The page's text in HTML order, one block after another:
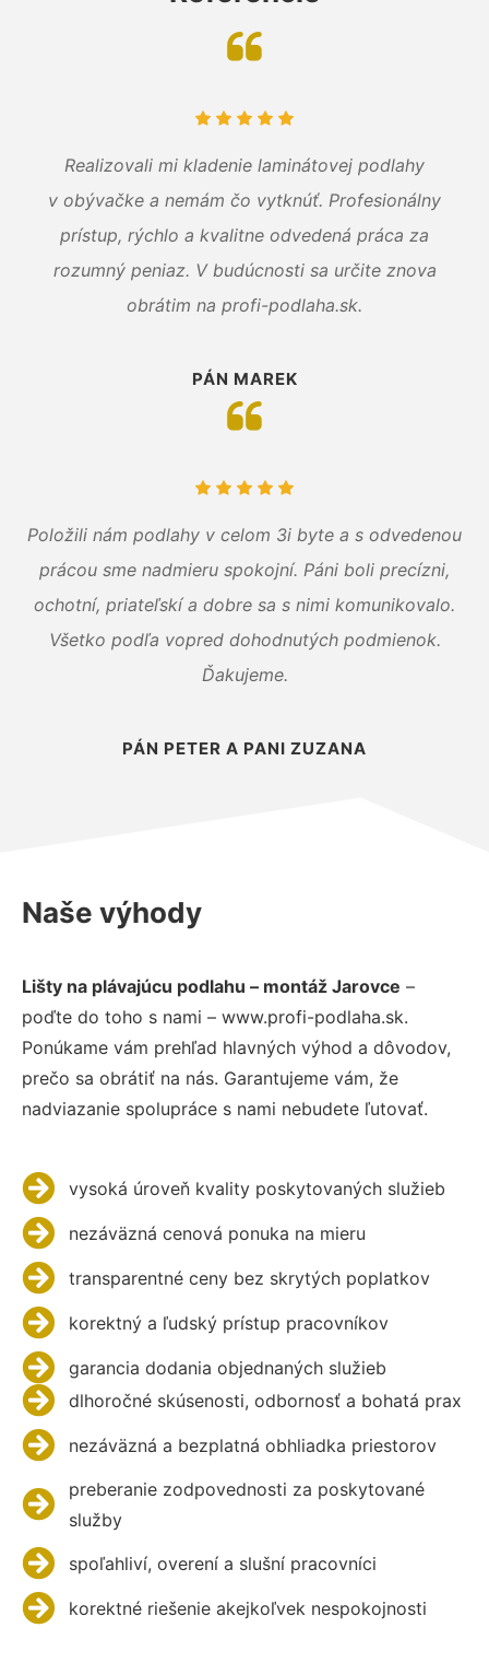
Realizovali mi kladenie laminátovej podlahy
v obývačke a nemám čo vytknúť. Profesionálny
prístup, rýchlo a kvalitne odvedená práca za
rozumný peniaz. V budúcnosti sa určite znova
obrátim na profi-podlaha.sk.
PÁN MAREK
Položili nám podlahy v celom 3i byte a s odvedenou
prácou sme nadmieru spokojní. Páni boli precízni,
ochotní, priateľskí a dobre sa s nimi komunikovalo.
Všetko podľa vopred dohodnutých podmienok.
Ďakujeme.
PÁN PETER A PANI ZUZANA
Naše výhody
Lišty na plávajúcu podlahu – montáž Jarovce –
poďte do toho s nami – www.profi-podlaha.sk.
Ponúkame vám prehľad hlavných výhod a dôvodov,
prečo sa obrátiť na nás. Garantujeme vám, že
nadviazanie spolupráce s nami nebudete ľutovať.
vysoká úroveň kvality poskytovaných služieb
nezáväzná cenová ponuka na mieru
transparentné ceny bez skrytých poplatkov
korektný a ľudský prístup pracovníkov
garancia dodania objednaných služieb
dlhoročné skúsenosti, odbornosť a bohatá prax
nezáväzná a bezplatná obhliadka priestorov
preberanie zodpovednosti za poskytované
služby
spoľahliví, overení a slušní pracovníci
korektné riešenie akejkoľvek nespokojnosti